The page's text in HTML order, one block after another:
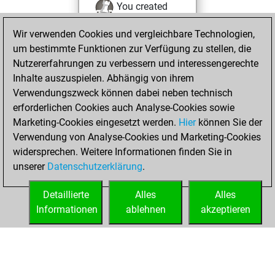
You created
Sonntag, Mai 28,
2023
You solved 3
rated studies
Studies
You
achieved a rating of
124
You created
your Studies account
Wir verwenden Cookies und vergleichbare Technologien,
um bestimmte Funktionen zur Verfügung zu stellen, die
Nutzererfahrungen zu verbessern und interessengerechte
Inhalte auszuspielen. Abhängig von ihrem
Verwendungszweck können dabei neben technisch
erforderlichen Cookies auch Analyse-Cookies sowie
Marketing-Cookies eingesetzt werden. Hierkönnen Sie der
Verwendung von Analyse-Cookies und Marketing-Cookies
widersprechen. Weitere Informationen finden Sie in
unserer Datenschutzerklärung.
Alles
akzeptieren
Alles
ablehnen
Detaillierte
Informationen